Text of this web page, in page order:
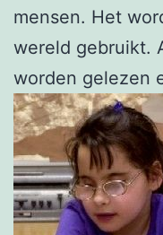
mensen. Het
wereld gebruikt.
worden gelezen